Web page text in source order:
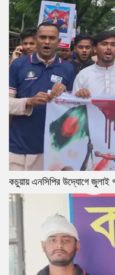
কচুয়ায় এনসিপির উদ্যোগে